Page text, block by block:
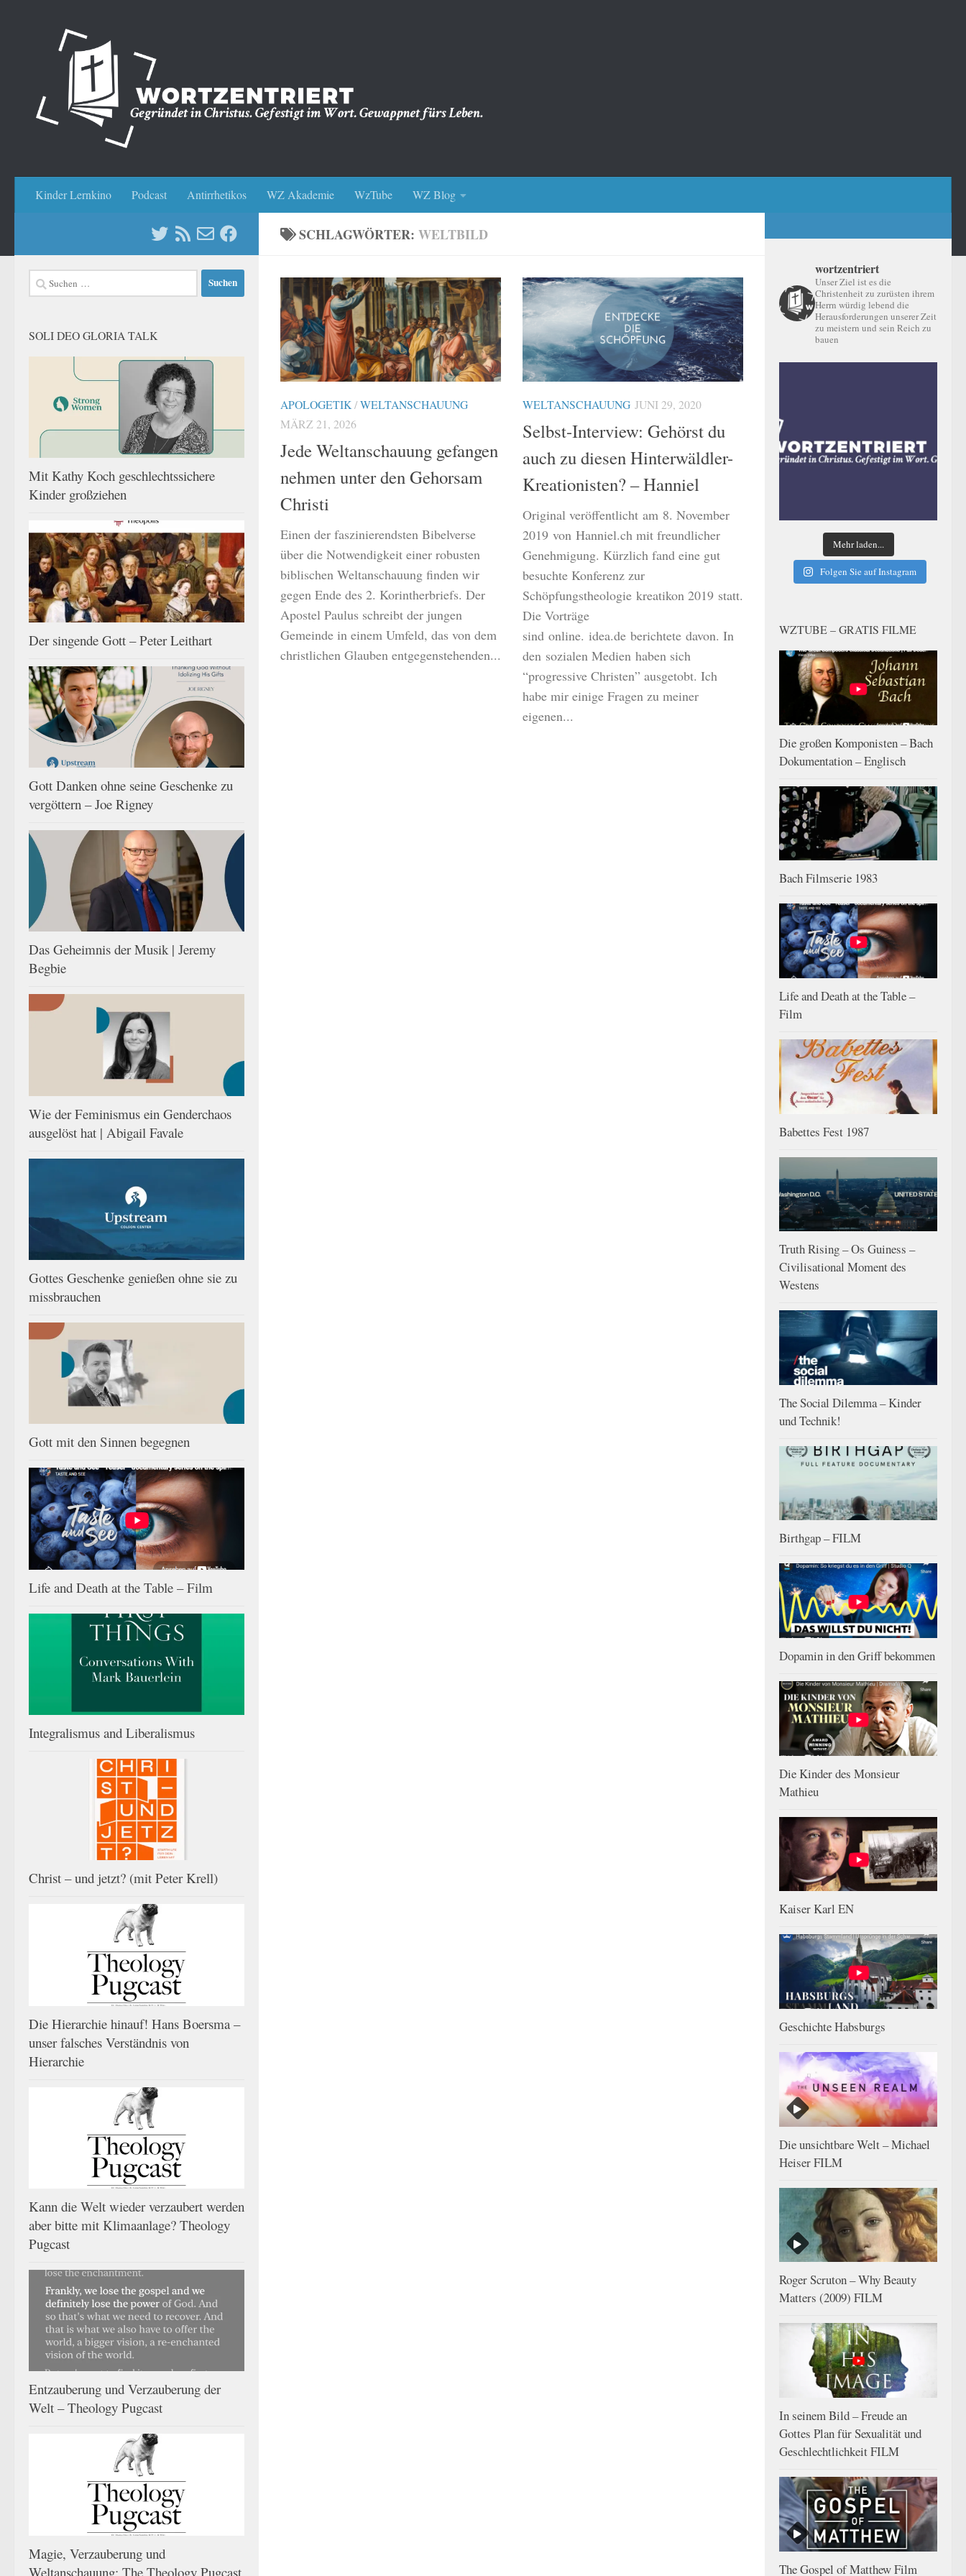
Kinder Lernkino Podcast Antirrhetikos WZ Akademie WzTube WZ Blog
SCHLAGWÖRTER: WELTBILD
APOLOGETIK/WELTANSCHAUUNG
MÄRZ 21, 2026
Jede Weltanschauung gefangen
nehmen unter den Gehorsam
Christi
Einen der faszinierendsten Bibelverse
über die Notwendigkeit einer robusten
biblischen Weltanschauung finden wir
gegen Ende des 2. Korintherbriefs. Der
Apostel Paulus schreibt der jungen
Gemeinde in einem Umfeld, das von dem
christlichen Glauben entgegenstehenden...
WELTANSCHAUUNG JUNI 29, 2020
Selbst-Interview: Gehörst du
auch zu diesen Hinterwäldler-
Kreationisten? – Hanniel
Original veröffentlicht am 8. November
2019 von Hanniel.ch mit freundlicher
Genehmigung. Kürzlich fand eine gut
besuchte Konferenz zur
Schöpfungstheologie kreatikon 2019 statt.
Die Vorträge
sind online. idea.de berichtete davon. In
den sozialen Medien haben sich
“progressive Christen” ausgetobt. Ich
habe mir einige Fragen zu meiner
eigenen...
Suchen
nach:
SOLI DEO GLORIA TALK
Mit Kathy Koch geschlechtssichere
Kinder großziehen
Der singende Gott – Peter Leithart
Gott Danken ohne seine Geschenke zu
vergöttern – Joe Rigney
Das Geheimnis der Musik | Jeremy
Begbie
Wie der Feminismus ein Genderchaos
ausgelöst hat | Abigail Favale
Gottes Geschenke genießen ohne sie zu
missbrauchen
Gott mit den Sinnen begegnen
Life and Death at the Table – Film
Integralismus and Liberalismus
Christ – und jetzt? (mit Peter Krell)
Die Hierarchie hinauf! Hans Boersma –
unser falsches Verständnis von
Hierarchie
Kann die Welt wieder verzaubert werden
aber bitte mit Klimaanlage? Theology
Pugcast
Entzauberung und Verzauberung der
Welt – Theology Pugcast
Magie, Verzauberung und
Weltanschauung: The Theology Pugcast
wortzentriert
Unser Ziel ist es die
Christenheit zu zurüsten ihrem
Herrn würdig lebend die
Herausforderungen unserer Zeit
zu meistern und sein Reich zu
bauen
Mehr laden...
Folgen Sie auf Instagram
WZTUBE – GRATIS FILME
Die großen Komponisten – Bach
Dokumentation – Englisch
Bach Filmserie 1983
Life and Death at the Table –
Film
Babettes Fest 1987
Truth Rising – Os Guiness –
Civilisational Moment des
Westens
The Social Dilemma – Kinder
und Technik!
Birthgap – FILM
Dopamin in den Griff bekommen
Die Kinder des Monsieur
Mathieu
Kaiser Karl EN
Geschichte Habsburgs
Die unsichtbare Welt – Michael
Heiser FILM
Roger Scruton – Why Beauty
Matters (2009) FILM
In seinem Bild – Freude an
Gottes Plan für Sexualität und
Geschlechtlichkeit FILM
The Gospel of Matthew Film